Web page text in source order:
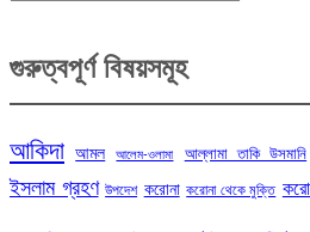
গুরুত্বপূর্ণ বিষয়সমূহ
আকিদা আমল আলেম-ওলামা আল্লামা তাকি উসমানি
ইসলাম গ্রহণ উপদেশ করোনা করোনা থেকে মুক্তি